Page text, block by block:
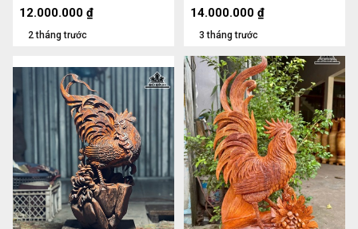
2 tháng trước
12.000.000 ₫
3 tháng trước
14.000.000 ₫